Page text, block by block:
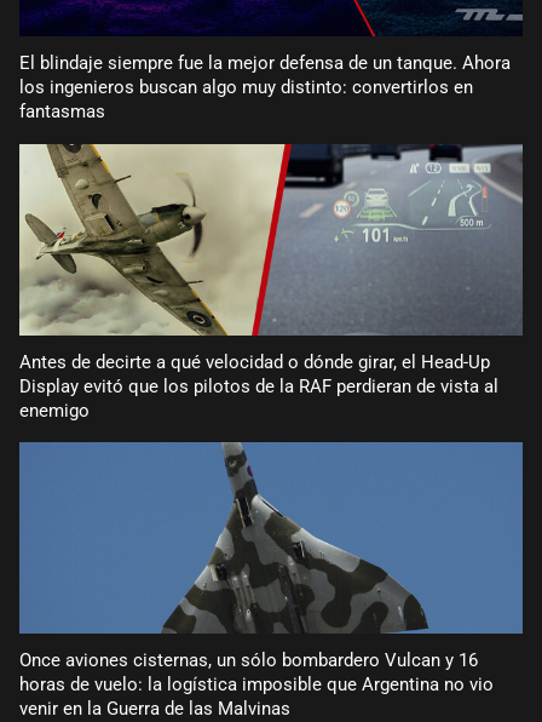
El blindaje siempre fue la mejor defensa de un tanque. Ahora
los ingenieros buscan algo muy distinto: convertirlos en
fantasmas
Antes de decirte a qué velocidad o dónde girar, el Head-Up
Display evitó que los pilotos de la RAF perdieran de vista al
enemigo
Once aviones cisternas, un sólo bombardero Vulcan y 16
horas de vuelo: la logística imposible que Argentina no vio
venir en la Guerra de las Malvinas